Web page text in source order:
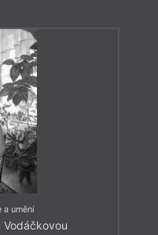
a umění
Vodáčkovou